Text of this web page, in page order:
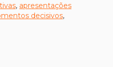
, apresentações
decisivos,